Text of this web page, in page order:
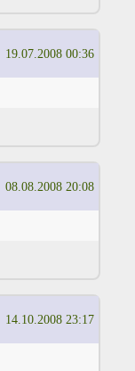
19.07.2008 00:36
08.08.2008 20:08
14.10.2008 23:17